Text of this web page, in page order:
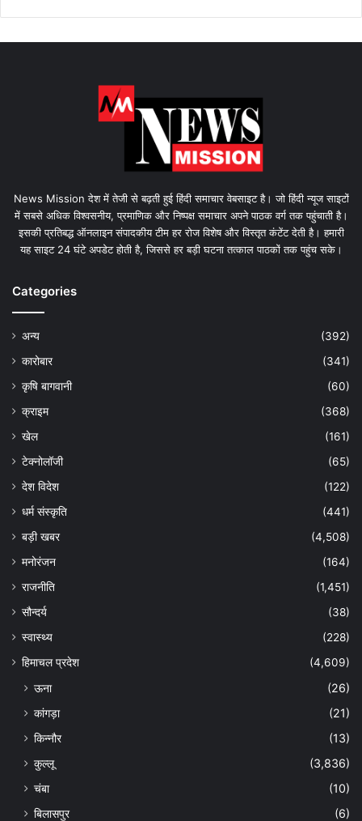
News Mission देश में तेजी से बढ़ती हुई हिंदी समाचार वेबसाइट है। जो हिंदी न्यूज साइटों
में सबसे अधिक विश्वसनीय, प्रमाणिक और निष्पक्ष समाचार अपने पाठक वर्ग तक पहुंचाती है।
इसकी प्रतिबद्ध ऑनलाइन संपादकीय टीम हर रोज विशेष और विस्तृत कंटेंट देती है। हमारी
यह साइट 24 घंटे अपडेट होती है, जिससे हर बड़ी घटना तत्काल पाठकों तक पहुंच सके।
Categories
अन्य
(392)
कारोबार
(341)
कृषि बागवानी
(60)
क्राइम
(368)
खेल
(161)
टेक्नोलॉजी
(65)
देश विदेश
(122)
धर्म संस्कृति
(441)
बड़ी खबर
(4,508)
मनोरंजन
(164)
राजनीति
(1,451)
सौन्दर्य
(38)
स्वास्थ्य
(228)
हिमाचल प्रदेश
(4,609)
ऊना
(26)
कांगड़ा
(21)
किन्नौर
(13)
कुल्लू
(3,836)
चंबा
(10)
बिलासपुर
(6)